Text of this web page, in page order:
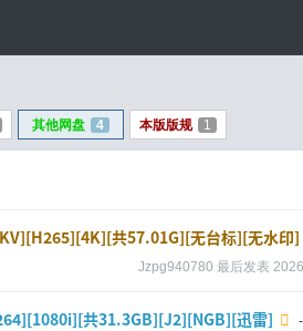
其他网盘 4 本版版规 1
共57.01G][无台标][无水印]
Jzpg940780 最后发表
共31.3GB][J2][NGB][迅雷]